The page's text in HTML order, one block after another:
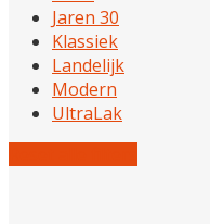
Jaren 30
Klassiek
Landelijk
Modern
UltraLak